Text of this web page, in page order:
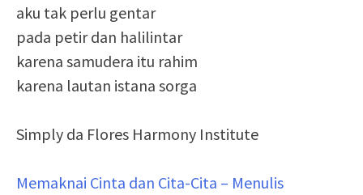
aku tak perlu gentar
pada petir dan halilintar
karena samudera itu rahim
karena lautan istana sorga
Simply da Flores Harmony Institute
Memaknai Cinta dan Cita-Cita – Menulis